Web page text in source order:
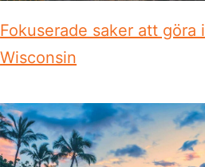
Fokuserade saker att göra i
Wisconsin